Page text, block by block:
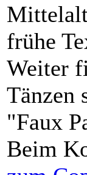
frühe
Weiter
Tänzen
"Faux
Beim